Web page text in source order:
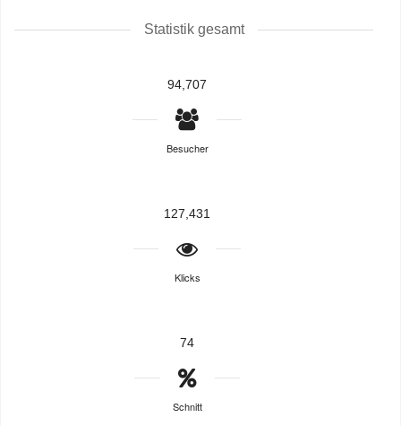
Statistik gesamt
94,707
Besucher
127,431
Klicks
74
Schnitt